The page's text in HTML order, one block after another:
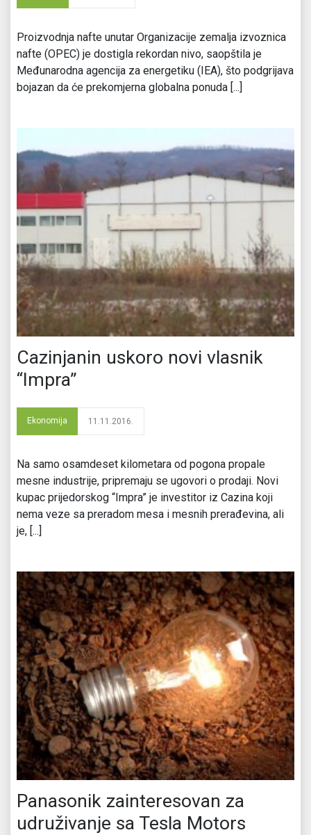
Proizvodnja nafte unutar Organizacije zemalja izvoznica
nafte (OPEC) je dostigla rekordan nivo, saopštila je
Međunarodna agencija za energetiku (IEA), što podgrijava
bojazan da će prekomjerna globalna ponuda [...]
Cazinjanin uskoro novi vlasnik
“Impra”
Ekonomija 11.11.2016.
Na samo osamdeset kilometara od pogona propale
mesne industrije, pripremaju se ugovori o prodaji. Novi
kupac prijedorskog “Impra” je investitor iz Cazina koji
nema veze sa preradom mesa i mesnih prerađevina, ali
je, [...]
Panasonik zainteresovan za
udruživanje sa Tesla Motors